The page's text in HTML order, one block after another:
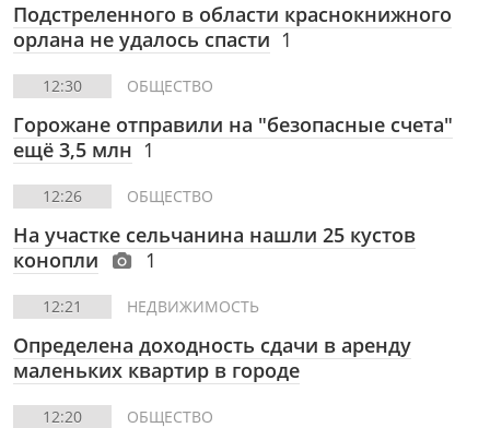
Подстреленного в области краснокнижного
орлана не удалось спасти 1
12:30 ОБЩЕСТВО
Горожане отправили на "безопасные счета"
ещё 3,5 млн 1
12:26 ОБЩЕСТВО
На участке сельчанина нашли 25 кустов
конопли
1
12:21 НЕДВИЖИМОСТЬ
Определена доходность сдачи в аренду
маленьких квартир в городе
12:20 ОБЩЕСТВО